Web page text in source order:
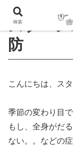
スプー
防
こんにちは、ス
季節の変わり目
もし、全身がだ
ない。。などの
検索